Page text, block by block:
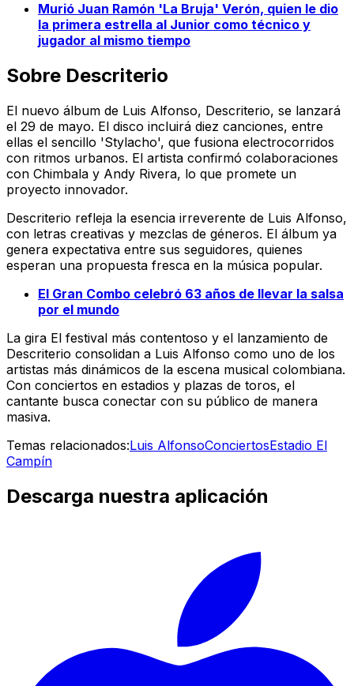
Murió Juan Ramón 'La Bruja' Verón, quien le dio
la primera estrella al Junior como técnico y
jugador al mismo tiempo
Sobre Descriterio
El nuevo álbum de Luis Alfonso, Descriterio, se lanzará
el 29 de mayo. El disco incluirá diez canciones, entre
ellas el sencillo 'Stylacho', que fusiona electrocorridos
con ritmos urbanos. El artista confirmó colaboraciones
con Chimbala y Andy Rivera, lo que promete un
proyecto innovador.
Descriterio refleja la esencia irreverente de Luis Alfonso,
con letras creativas y mezclas de géneros. El álbum ya
genera expectativa entre sus seguidores, quienes
esperan una propuesta fresca en la música popular.
El Gran Combo celebró 63 años de llevar la salsa
por el mundo
La gira El festival más contentoso y el lanzamiento de
Descriterio consolidan a Luis Alfonso como uno de los
artistas más dinámicos de la escena musical colombiana.
Con conciertos en estadios y plazas de toros, el
cantante busca conectar con su público de manera
masiva.
Temas relacionados:Luis AlfonsoConciertosEstadio El
Campín
Descarga nuestra aplicación